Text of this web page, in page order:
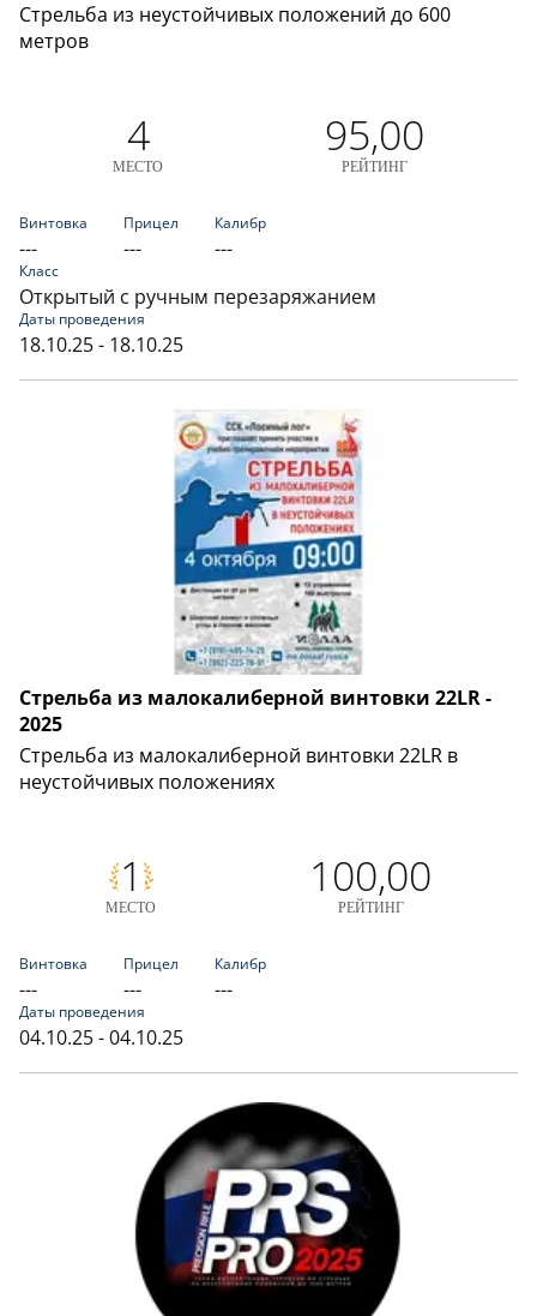
Cтрельба из неустойчивых положений до 600
метров
4
МЕСТО
95,00
РЕЙТИНГ
Винтовка
---
Прицел
---
Калибр
---
Класс
Открытый с ручным перезаряжанием
Даты проведения
18.10.25 - 18.10.25
Стрельба из малокалиберной винтовки 22LR -
2025
Стрельба из малокалиберной винтовки 22LR в
неустойчивых положениях
1
МЕСТО
100,00
РЕЙТИНГ
Винтовка
---
Прицел
---
Калибр
---
Даты проведения
04.10.25 - 04.10.25